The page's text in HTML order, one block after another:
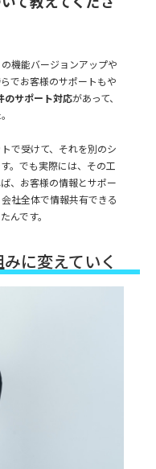
機能バージョンアップや
でお客様のサポートもや
のサポート対応があって、
で受けて、それを別のシ
。でも実際には、その工
、お客様の情報とサポー
社全体で情報共有できる
んです。
に変えていく